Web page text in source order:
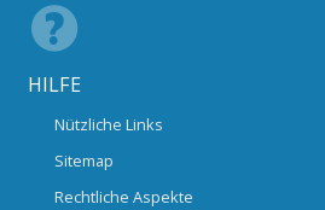
HILFE
Nützliche Links
Sitemap
Rechtliche Aspekte